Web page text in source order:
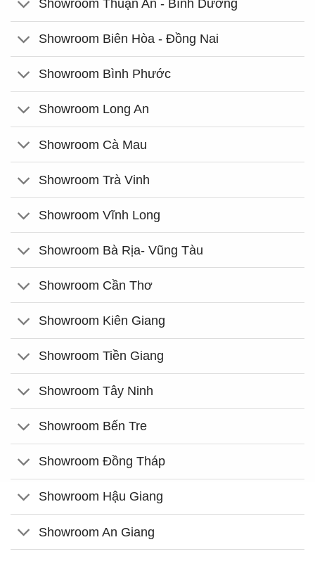
Showroom Thuận An - Bình Dương
Showroom Biên Hòa - Đồng Nai
Showroom Bình Phước
Showroom Long An
Showroom Cà Mau
Showroom Trà Vinh
Showroom Vĩnh Long
Showroom Bà Rịa- Vũng Tàu
Showroom Cần Thơ
Showroom Kiên Giang
Showroom Tiền Giang
Showroom Tây Ninh
Showroom Bến Tre
Showroom Đồng Tháp
Showroom Hậu Giang
Showroom An Giang